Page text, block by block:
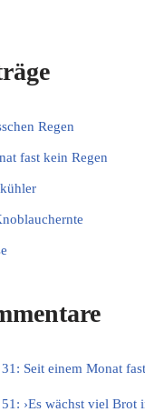
Regen
fast kein Regen
Seit einem Monat
›Es wächst viel Brot